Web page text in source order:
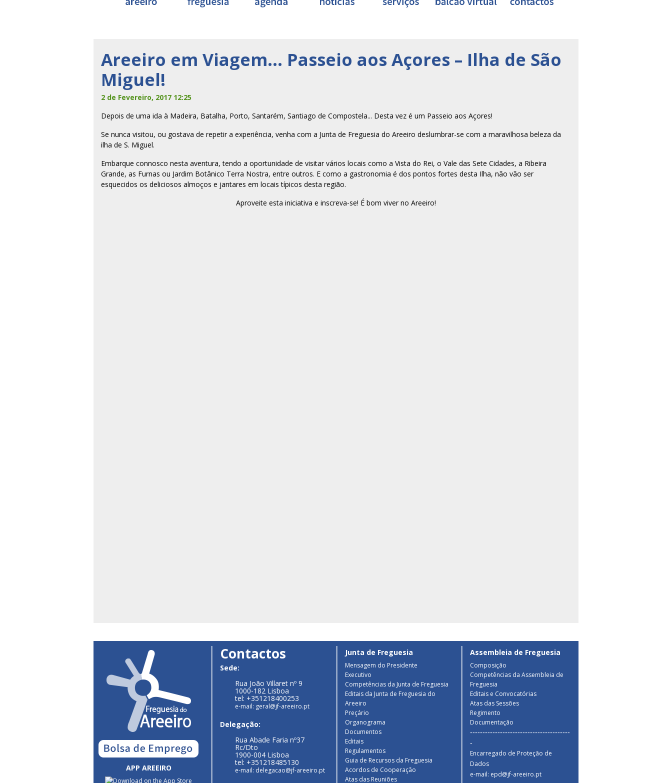
Areeiro em Viagem… Passeio aos Açores – Ilha de São
Miguel!
2 de Fevereiro, 2017 12:25
Depois de uma ida à Madeira, Batalha, Porto, Santarém, Santiago de Compostela... Desta vez é um Passeio aos Açores!
Se nunca visitou, ou gostava de repetir a experiência, venha com a Junta de Freguesia do Areeiro deslumbrar-se com a maravilhosa beleza da
ilha de S. Miguel.
Embarque connosco nesta aventura, tendo a oportunidade de visitar vários locais como a Vista do Rei, o Vale das Sete Cidades, a Ribeira
Grande, as Furnas ou Jardim Botânico Terra Nostra, entre outros. E como a gastronomia é dos pontos fortes desta Ilha, não vão ser
esquecidos os deliciosos almoços e jantares em locais típicos desta região.
Aproveite esta iniciativa e inscreva-se! É bom viver no Areeiro!
APP AREEIRO
Contactos
Sede:
Rua João Villaret nº 9
1000-182 Lisboa
tel: +351218400253
e-mail: geral@jf-areeiro.pt
Delegação:
Rua Abade Faria nº37
Rc/Dto
1900-004 Lisboa
tel: +351218485130
e-mail: delegacao@jf-areeiro.pt
Junta de Freguesia
Mensagem do Presidente
Executivo
Competências da Junta de Freguesia
Editais da Junta de Freguesia do
Areeiro
Preçário
Organograma
Documentos
Editais
Regulamentos
Guia de Recursos da Freguesia
Acordos de Cooperação
Atas das Reuniões
Assembleia de Freguesia
Composição
Competências da Assembleia de
Freguesia
Editais e Convocatórias
Atas das Sessões
Regimento
Documentação
----------------------------------------
-
Encarregado de Proteção de
Dados
e-mail: epd@jf-areeiro.pt